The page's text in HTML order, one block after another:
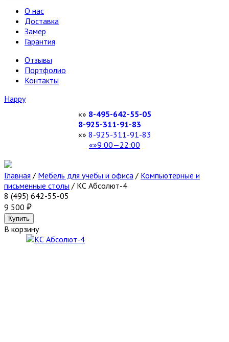
О нас
Доставка
Замер
Гарантия
Отзывы
Портфолио
Контакты
Happy
8-495-642-55-05
8-925-311-91-83
8-925-311-91-83
9:00—22:00
Главная / Мебель для учебы и офиса / Компьютерные и
письменные столы / КС Абсолют-4
8 (495) 642-55-05
9 500
В корзину